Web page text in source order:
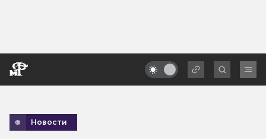
Новости